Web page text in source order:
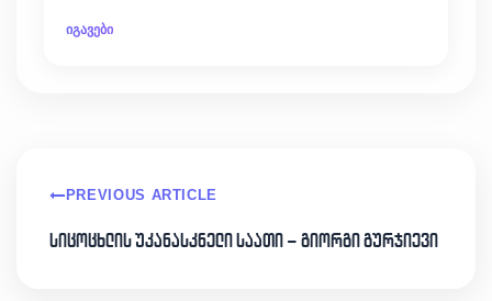
იგავები
PREVIOUS ARTICLE
სიცოცხლის უკანასკნელი საათი – გიორგი გურჯიევი